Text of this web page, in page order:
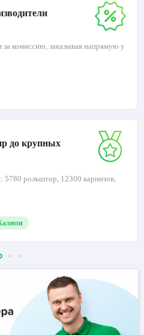
комиссию, заказывая напрямую у
до крупных
рольштор, 12300 карнизов,